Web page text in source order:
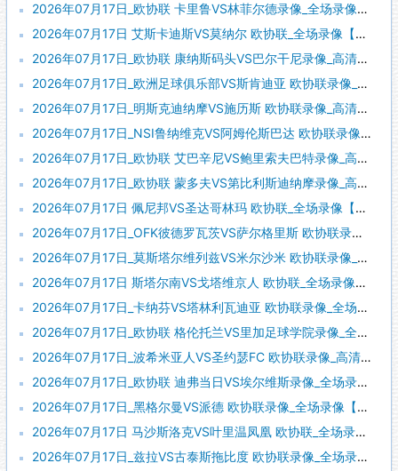
2026年07月17日_欧协联 卡里鲁VS林菲尔德录像_全场录像【视频集锦】
2026年07月17日 艾斯卡迪斯VS莫纳尔 欧协联_全场录像【全场回放】
2026年07月17日_欧协联 康纳斯码头VS巴尔干尼录像_高清录像【全场回放】
2026年07月17日_欧洲足球俱乐部VS斯肯迪亚 欧协联录像_全场录像【高清回放】
2026年07月17日_明斯克迪纳摩VS施历斯 欧协联录像_高清录像【全场回放】
2026年07月17日_NSI鲁纳维克VS阿姆伦斯巴达 欧协联录像_全场录像【全场回放】
2026年07月17日_欧协联 艾巴辛尼VS鲍里索夫巴特录像_高清录像【全场回放】
2026年07月17日_欧协联 蒙多夫VS第比利斯迪纳摩录像_高清录像【全场回放】
2026年07月17日 佩尼邦VS圣达哥林玛 欧协联_全场录像【全场回放】
2026年07月17日_OFK彼德罗瓦茨VS萨尔格里斯 欧协联录像_高清录像【全场回放】
2026年07月17日_莫斯塔尔维列兹VS米尔沙米 欧协联录像_全场录像【高清回放】
2026年07月17日 斯塔尔南VS戈塔维京人 欧协联_全场录像【全场回放】
2026年07月17日_卡纳芬VS塔林利瓦迪亚 欧协联录像_全场录像【高清回放】
2026年07月17日_欧协联 格伦托兰VS里加足球学院录像_全场录像【全场回放】
2026年07月17日_波希米亚人VS圣约瑟FC 欧协联录像_高清录像【全场回放】
2026年07月17日_欧协联 迪弗当日VS埃尔维斯录像_全场录像【全场回放】
2026年07月17日_黑格尔曼VS派德 欧协联录像_全场录像【全场回放】
2026年07月17日 马沙斯洛克VS叶里温凤凰 欧协联_全场录像【全场回放】
2026年07月17日_兹拉VS古泰斯拖比度 欧协联录像_全场录像【视频集锦】